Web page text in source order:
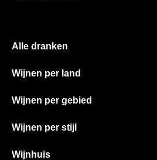
Alle dranken
Wijnen per land
Wijnen per gebied
Wijnen per stijl
Wijnhuis